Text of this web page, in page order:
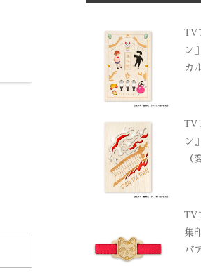
TV
ン
カ
TV
ン
（
TV
集
バ